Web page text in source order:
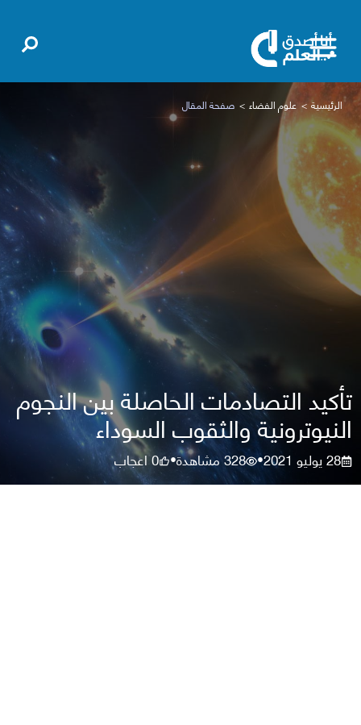
الرئيسية علوم الفضاء صفحة المقال
تأكيد التصادمات الحاصلة بين النجوم
النيوترونية والثقوب السوداء
28 يوليو 2021 •
328مشاهدة•
0اعجاب